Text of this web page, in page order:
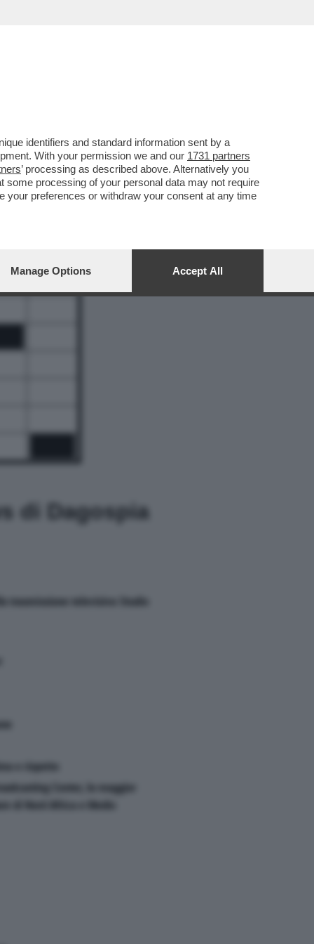
di Dagospia
trasmissione televisiva Studio
e rispetto
Center, la maggior
di Nord Africa e Medio
identifiers and standard information sent by a
With your permission we and our 1731 partners
’ processing as described above. Alternatively you
processing of your personal data may not require
your preferences or withdraw your consent at any time
Manage Options Accept All